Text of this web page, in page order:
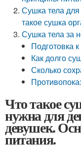
Сушка тела
такое сушка
Сушка тела за
Подготовка
Как долго
Сколько
Что такое
нужна для
девушек.
питания.